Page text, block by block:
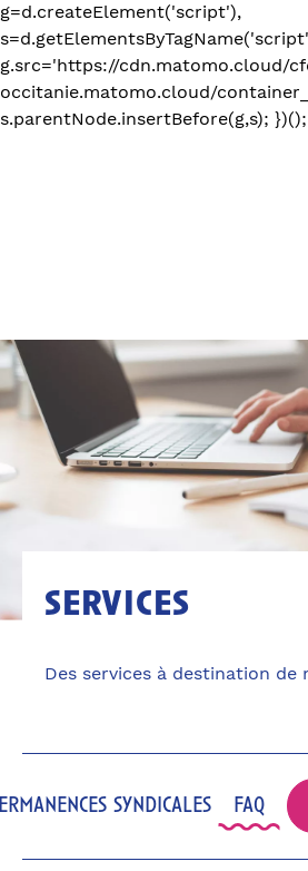
g=d.createElement('script'),
g.src='https://cdn.matomo.cloud/
occitanie.matomo.cloud/
s.parentNode.insertBefore(g,s); })();
services
Des services à destination de
syndicales faq